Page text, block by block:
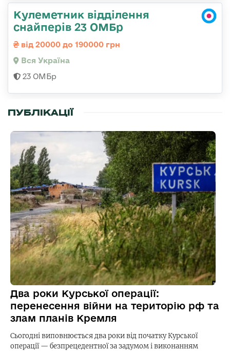
Кулеметник відділення
снайперів 23 ОМБр
від 20000 до 190000 грн
Вся Україна
23 ОМБр
ПУБЛІКАЦІЇ
Два роки Курської операції:
перенесення війни на територію рф та
злам планів Кремля
Сьогодні виповнюється два роки від початку Курської
операції — безпрецедентної за задумом і виконанням